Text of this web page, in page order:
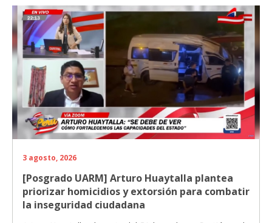
3 agosto, 2026
[Posgrado UARM] Arturo Huaytalla plantea
priorizar homicidios y extorsión para combatir
la inseguridad ciudadana